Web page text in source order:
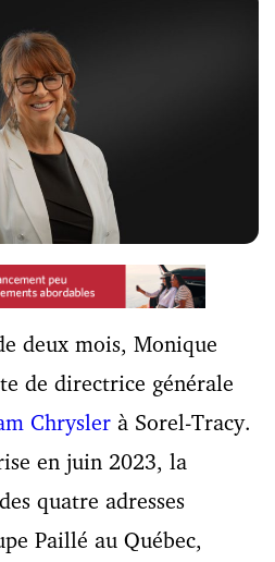
deux mois, Monique
de directrice générale
Chrysler à Sorel-Tracy.
en juin 2023, la
quatre adresses
Paillé au Québec,